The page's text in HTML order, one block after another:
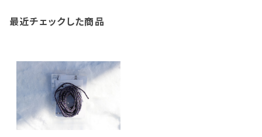
最近チェックした商品